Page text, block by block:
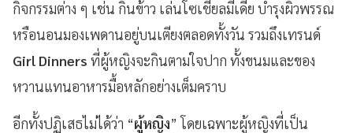
กิจกรรมต่าง ๆ เช่น กินข้าว เล่นโซเชียลมีเดีย บำรุงผิวพรรณ
หรือนอนมองเพดานอยู่บนเตียงตลอดทั้งวัน รวมถึงเทรนด์
Girl Dinners ที่ผู้หญิงจะกินตามใจปาก ทั้งขนมและของ
หวานแทนอาหารมื้อหลักอย่างเต็มคราบ
อีกทั้งปฏิเสธไม่ได้ว่า “ผู้หญิง” โดยเฉพาะผู้หญิงที่เป็น